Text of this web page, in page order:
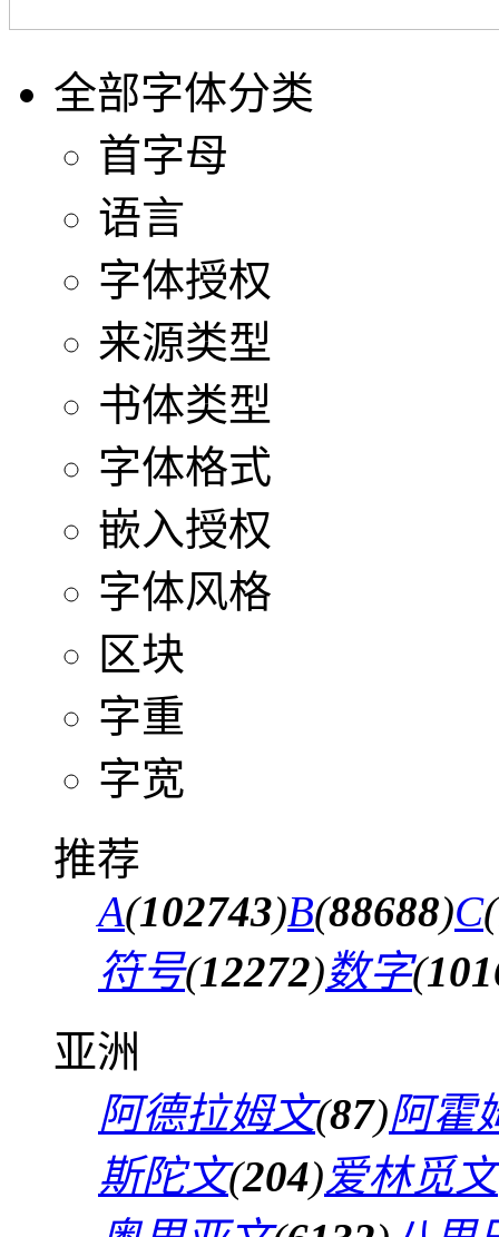
全部字体分类
首字母
语言
字体授权
来源类型
书体类型
字体格式
嵌入授权
字体风格
区块
字重
字宽
推荐
A(102743)B(88688)C(
符号(12272)数字(
亚洲
阿德拉姆文(87)阿霍
斯陀文(204)爱林觅文